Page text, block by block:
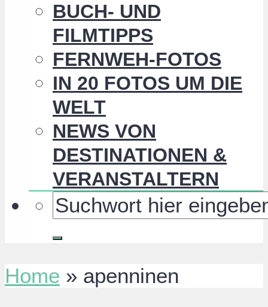
BUCH- UND
FILMTIPPS
FERNWEH-FOTOS
IN 20 FOTOS UM DIE
WELT
NEWS VON
DESTINATIONEN &
VERANSTALTERN
Home » apenninen